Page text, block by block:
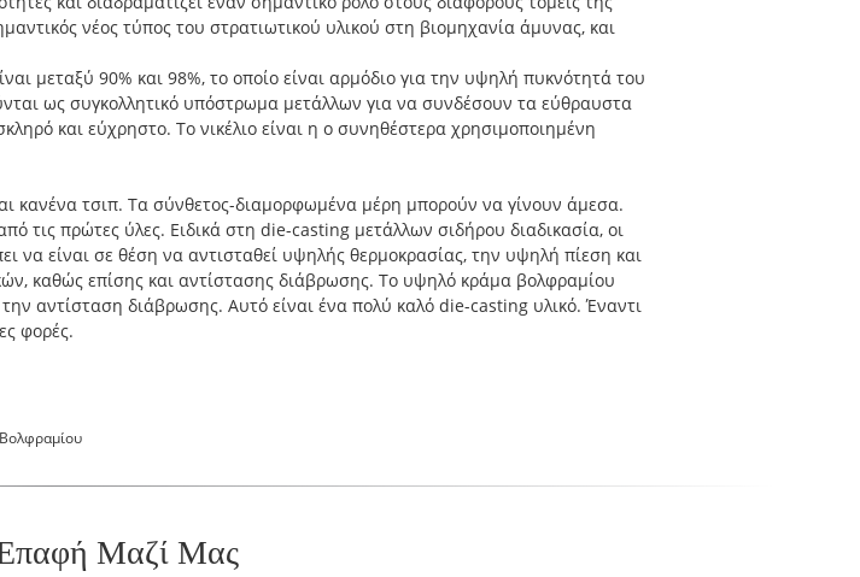
νέος τύπος του στρατιωτικού υλικού στη βιομηχανία άμυνας, και
μεταξύ 90% και 98%, το οποίο είναι αρμόδιο για την υψηλή πυκνότητά του
ως συγκολλητικό υπόστρωμα μετάλλων για να συνδέσουν τα εύθραυστα
και εύχρηστο. Το νικέλιο είναι η ο συνηθέστερα χρησιμοποιημένη
κανένα τσιπ. Τα σύνθετος-διαμορφωμένα μέρη μπορούν να γίνουν άμεσα.
τις πρώτες ύλες. Ειδικά στη die-casting μετάλλων σιδήρου διαδικασία, οι
να είναι σε θέση να αντισταθεί υψηλής θερμοκρασίας, την υψηλή πίεση και
καθώς επίσης και αντίστασης διάβρωσης. Το υψηλό κράμα βολφραμίου
αντίσταση διάβρωσης. Αυτό είναι ένα πολύ καλό die-casting υλικό. Έναντι
φορές.
Μαζί Μας